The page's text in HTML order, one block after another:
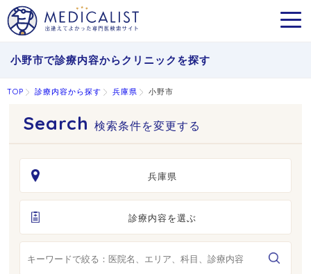
小野市で診療内容からクリニックを探す
TOP 診療内容から探す 兵庫県 小野市
検索条件を変更する
兵庫県
診療内容を選ぶ